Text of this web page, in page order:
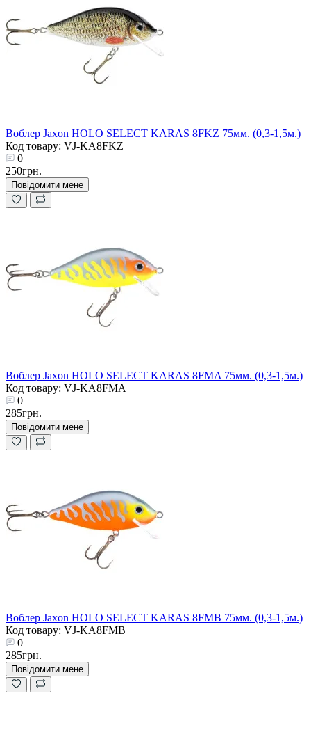
Воблер Jaxon HOLO SELECT KARAS 8FKZ 75мм. (0,3-1,5м.)
Код товару: VJ-KA8FKZ
0
250грн.
Повідомити мене
Воблер Jaxon HOLO SELECT KARAS 8FMA 75мм. (0,3-1,5м.)
Код товару: VJ-KA8FMA
0
285грн.
Повідомити мене
Воблер Jaxon HOLO SELECT KARAS 8FMB 75мм. (0,3-1,5м.)
Код товару: VJ-KA8FMB
0
285грн.
Повідомити мене